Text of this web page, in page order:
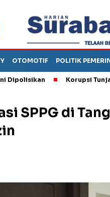
OTOMOTIF POLITIK
Korupsi Tunjangan
SPPG di